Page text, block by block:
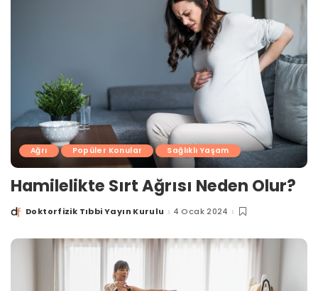
Ağrı Popüler Konular Sağlıklı Yaşam
Hamilelikte Sırt Ağrısı Neden Olur?
PostedDoktorfizik Tıbbi Yayın Kurulu 4 Ocak 2024